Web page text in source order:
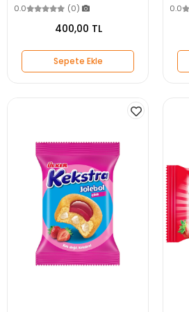
0.0 (0)
400,00 TL
Sepete Ekle
0.0